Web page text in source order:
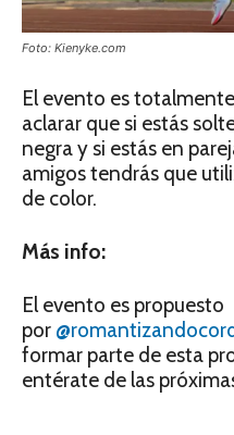
Foto: Kienyke.com
El evento es
aclarar que si estás
negra y si estás en
amigos tendrás que
de color.
Más info:
El evento es propuesto
por
formar parte de esta
entérate de las